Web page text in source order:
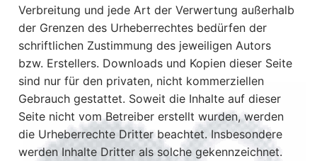
Verbreitung und jede Art der Verwertung außerhalb
der Grenzen des Urheberrechtes bedürfen der
schriftlichen Zustimmung des jeweiligen Autors
bzw. Erstellers. Downloads und Kopien dieser Seite
sind nur für den privaten, nicht kommerziellen
Gebrauch gestattet. Soweit die Inhalte auf dieser
Seite nicht vom Betreiber erstellt wurden, werden
die Urheberrechte Dritter beachtet. Insbesondere
werden Inhalte Dritter als solche gekennzeichnet.